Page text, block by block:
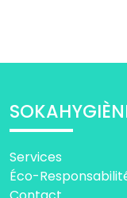
Services
Éco-